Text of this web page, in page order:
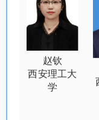
赵钦
西安理工大
学